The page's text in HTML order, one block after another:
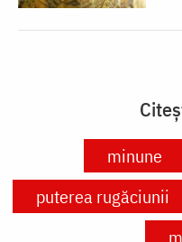
minune
puterea rugăciunii